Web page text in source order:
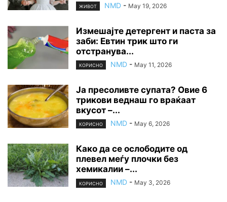
ЖИВОТ NMD - May 19, 2026
Измешајте детергент и паста за
заби: Евтин трик што ги
отстранува...
КОРИСНО NMD - May 11, 2026
Ја пресоливте супата? Овие 6
трикови веднаш го враќаат
вкусот –...
КОРИСНО NMD - May 6, 2026
Како да се ослободите од
плевел меѓу плочки без
хемикалии –...
КОРИСНО NMD - May 3, 2026